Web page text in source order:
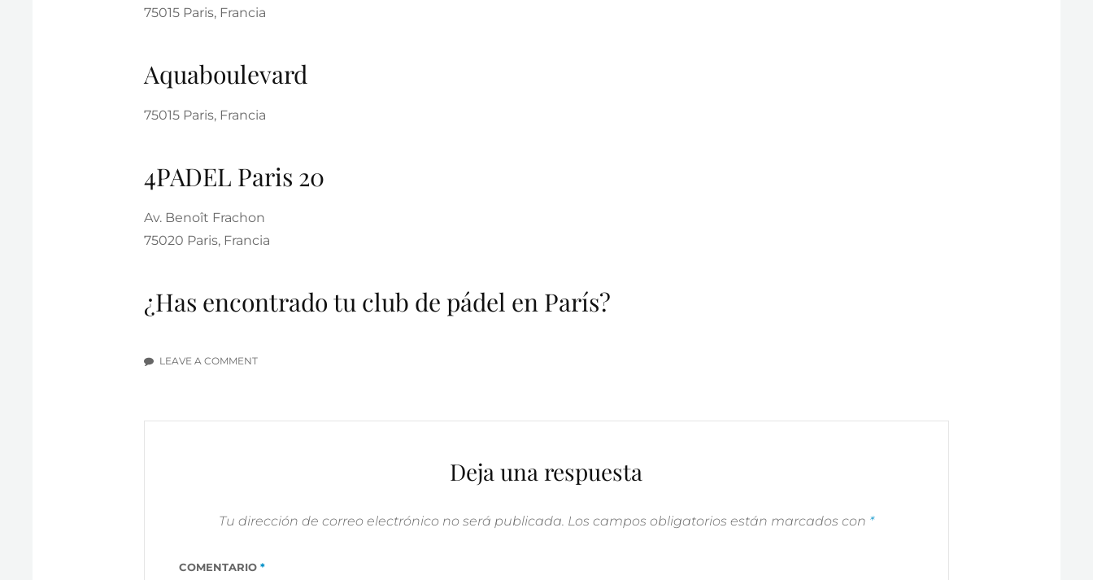
75015 Paris, Francia
Aquaboulevard
75015 Paris, Francia
4PADEL Paris 20
Av. Benoît Frachon
75020 Paris, Francia
¿Has encontrado tu club de pádel en París?
LEAVE A COMMENT
Deja una respuesta
Tu dirección de correo electrónico no será publicada. Los campos obligatorios están marcados con *
COMENTARIO *